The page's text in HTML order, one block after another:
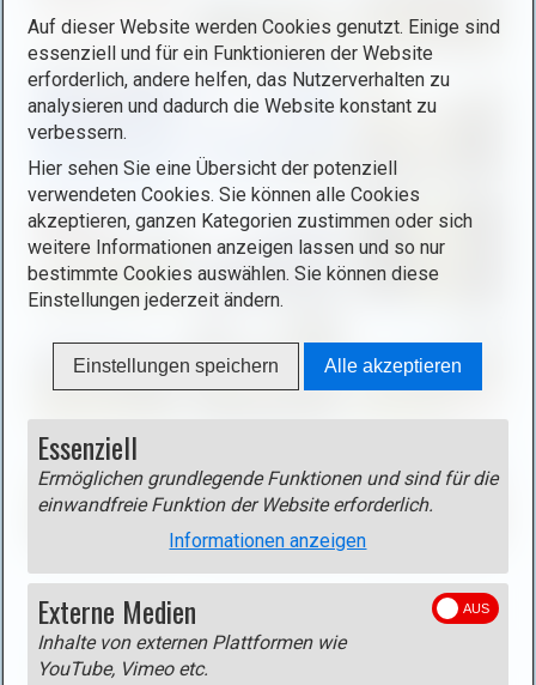
e
n
(
o
e
n
i
m
a
g
e
i
g
h
t
b
h
t
b
o
ö
f
f
n
e
(
o
i
a
g
i
Track
Track als gpx-Datei(rechte Maustaste - Ziel speichern
unter)
Auf dieser Website werden Cookies genutzt. Einige sind
essenziell und für ein Funktionieren der Website
erforderlich, andere helfen, das Nutzerverhalten zu
analysieren und dadurch die Website konstant zu
verbessern.
Hier sehen Sie eine Übersicht der potenziell
verwendeten Cookies. Sie können alle Cookies
akzeptieren, ganzen Kategorien zustimmen oder sich
weitere Informationen anzeigen lassen und so nur
bestimmte Cookies auswählen. Sie können diese
Einstellungen jederzeit ändern.
Einstellungen speichern Alle akzeptieren
Essenziell
Ermöglichen grundlegende Funktionen und sind für die
einwandfreie Funktion der Website erforderlich.
Informationen anzeigen
Externe Medien
Inhalte von externen Plattformen wie
YouTube, Vimeo etc.